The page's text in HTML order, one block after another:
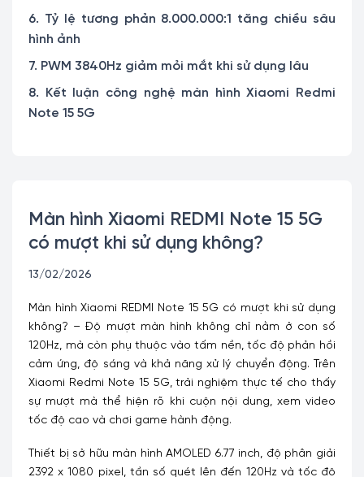
Màn hình Xiaomi REDMI Note 15 5G
có mượt khi sử dụng không?
13/02/2026
Màn hình Xiaomi REDMI Note 15 5G có mượt khi sử dụng
không? – Độ mượt màn hình không chỉ nằm ở con số
120Hz, mà còn phụ thuộc vào tấm nền, tốc độ phản hồi
cảm ứng, độ sáng và khả năng xử lý chuyển động. Trên
Xiaomi Redmi Note 15 5G, trải nghiệm thực tế cho thấy
sự mượt mà thể hiện rõ khi cuộn nội dung, xem video
tốc độ cao và chơi game hành động.
Thiết bị sở hữu màn hình AMOLED 6.77 inch, độ phân giải
2392 x 1080 pixel, tần số quét lên đến 120Hz và tốc độ
6. Tỷ lệ tương phản 8.000.000:1 tăng chiều sâu
hình ảnh
7. PWM 3840Hz giảm mỏi mắt khi sử dụng lâu
8. Kết luận công nghệ màn hình Xiaomi Redmi
Note 15 5G